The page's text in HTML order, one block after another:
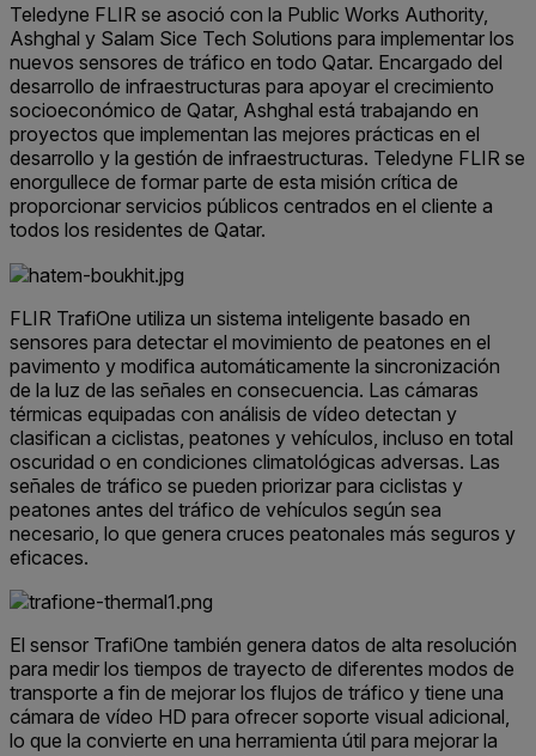
Teledyne FLIR se asoció con la Public Works Authority,
Ashghal y Salam Sice Tech Solutions para implementar los
nuevos sensores de tráfico en todo Qatar. Encargado del
desarrollo de infraestructuras para apoyar el crecimiento
socioeconómico de Qatar, Ashghal está trabajando en
proyectos que implementan las mejores prácticas en el
desarrollo y la gestión de infraestructuras. Teledyne FLIR se
enorgullece de formar parte de esta misión crítica de
proporcionar servicios públicos centrados en el cliente a
todos los residentes de Qatar.
FLIR TrafiOne utiliza un sistema inteligente basado en
sensores para detectar el movimiento de peatones en el
pavimento y modifica automáticamente la sincronización
de la luz de las señales en consecuencia. Las cámaras
térmicas equipadas con análisis de vídeo detectan y
clasifican a ciclistas, peatones y vehículos, incluso en total
oscuridad o en condiciones climatológicas adversas. Las
señales de tráfico se pueden priorizar para ciclistas y
peatones antes del tráfico de vehículos según sea
necesario, lo que genera cruces peatonales más seguros y
eficaces.
El sensor TrafiOne también genera datos de alta resolución
para medir los tiempos de trayecto de diferentes modos de
transporte a fin de mejorar los flujos de tráfico y tiene una
cámara de vídeo HD para ofrecer soporte visual adicional,
lo que la convierte en una herramienta útil para mejorar la